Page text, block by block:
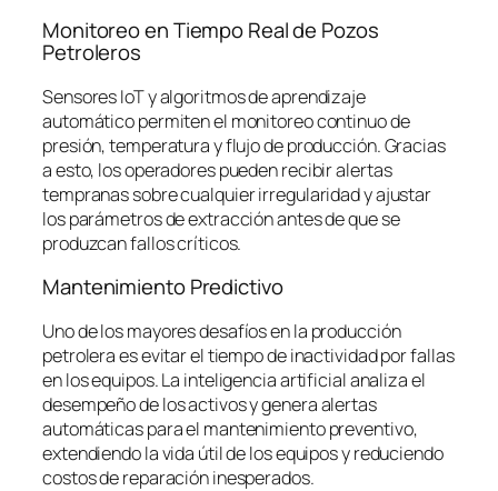
Monitoreo en Tiempo Real de Pozos
Petroleros
Sensores IoT y algoritmos de aprendizaje
automático permiten el monitoreo continuo de
presión, temperatura y flujo de producción. Gracias
a esto, los operadores pueden recibir alertas
tempranas sobre cualquier irregularidad y ajustar
los parámetros de extracción antes de que se
produzcan fallos críticos.
Mantenimiento Predictivo
Uno de los mayores desafíos en la producción
petrolera es evitar el tiempo de inactividad por fallas
en los equipos. La inteligencia artificial analiza el
desempeño de los activos y genera alertas
automáticas para el mantenimiento preventivo,
extendiendo la vida útil de los equipos y reduciendo
costos de reparación inesperados.